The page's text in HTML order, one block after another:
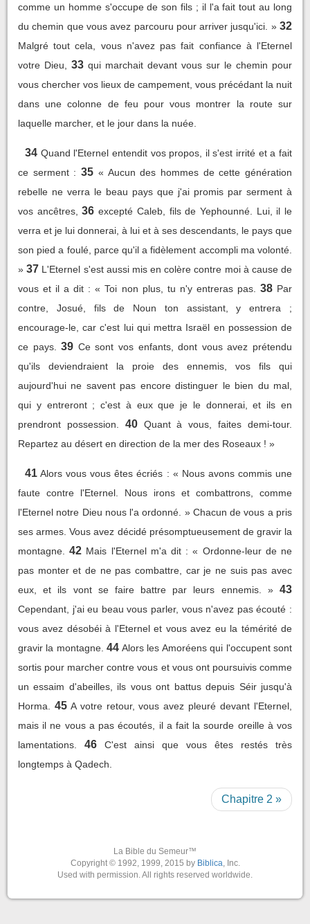
comme un homme s'occupe de son fils ; il l'a fait tout au long
du chemin que vous avez parcouru pour arriver jusqu'ici. » 32
Malgré tout cela, vous n'avez pas fait confiance à l'Eternel
votre Dieu,
33 qui marchait devant vous sur le chemin pour
vous chercher vos lieux de campement, vous précédant la nuit
dans une colonne de feu pour vous montrer la route sur
laquelle marcher, et le jour dans la nuée.
34 Quand l'Eternel entendit vos propos, il s'est irrité et a fait
ce serment : 35 « Aucun des hommes de cette génération
rebelle ne verra le beau pays que j'ai promis par serment à
vos ancêtres, 36 excepté Caleb, fils de Yephounné. Lui, il le
verra et je lui donnerai, à lui et à ses descendants, le pays que
son pied a foulé, parce qu'il a fidèlement accompli ma volonté.
» 37 L'Eternel s'est aussi mis en colère contre moi à cause de
vous et il a dit : « Toi non plus, tu n'y entreras pas.
38 Par
contre, Josué, fils de Noun ton assistant, y entrera ;
encourage-le, car c'est lui qui mettra Israël en possession de
ce pays.
39 Ce sont vos enfants, dont vous avez prétendu
qu'ils deviendraient la proie des ennemis, vos fils qui
aujourd'hui ne savent pas encore distinguer le bien du mal,
qui y entreront ; c'est à eux que je le donnerai, et ils en
prendront possession.
40 Quant à vous, faites demi-tour.
Repartez au désert en direction de la mer des Roseaux ! »
41 Alors vous vous êtes écriés : « Nous avons commis une
faute contre l'Eternel. Nous irons et combattrons, comme
l'Eternel notre Dieu nous l'a ordonné. » Chacun de vous a pris
ses armes. Vous avez décidé présomptueusement de gravir la
montagne.
42 Mais l'Eternel m'a dit : « Ordonne-leur de ne
pas monter et de ne pas combattre, car je ne suis pas avec
eux, et ils vont se faire battre par leurs ennemis. » 43
Cependant, j'ai eu beau vous parler, vous n'avez pas écouté :
vous avez désobéi à l'Eternel et vous avez eu la témérité de
gravir la montagne. 44 Alors les Amoréens qui l'occupent sont
sortis pour marcher contre vous et vous ont poursuivis comme
un essaim d'abeilles, ils vous ont battus depuis Séir jusqu'à
Horma.
45 A votre retour, vous avez pleuré devant l'Eternel,
mais il ne vous a pas écoutés, il a fait la sourde oreille à vos
lamentations.
46
C'est ainsi que vous êtes restés très
longtemps à Qadech.
Chapitre 2 »
La Bible du Semeur™
Copyright © 1992, 1999, 2015 by Biblica, Inc.
Used with permission. All rights reserved worldwide.